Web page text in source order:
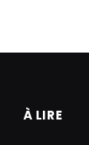
À LIRE